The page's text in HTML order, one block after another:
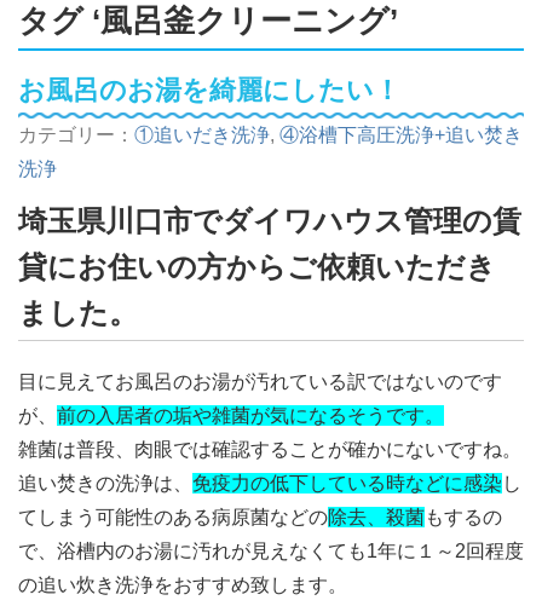
タグ ‘風呂釜クリーニング’
お風呂のお湯を綺麗にしたい！
カテゴリー： ①追いだき洗浄, ④浴槽下高圧洗浄+追い焚き
洗浄
埼玉県川口市でダイワハウス管理の賃
貸にお住いの方からご依頼いただき
ました。
目に見えてお風呂のお湯が汚れている訳ではないのです
が、 前の入居者の垢や雑菌が気になるそうです。
雑菌は普段、肉眼では確認することが確かにないですね。
追い焚きの洗浄は、 免疫力の低下している時などに感染 し
てしまう可能性のある病原菌などの除去、殺菌もするの
で、浴槽内のお湯に汚れが見えなくても1年に１～2回程度
の追い炊き洗浄をおすすめ致します。